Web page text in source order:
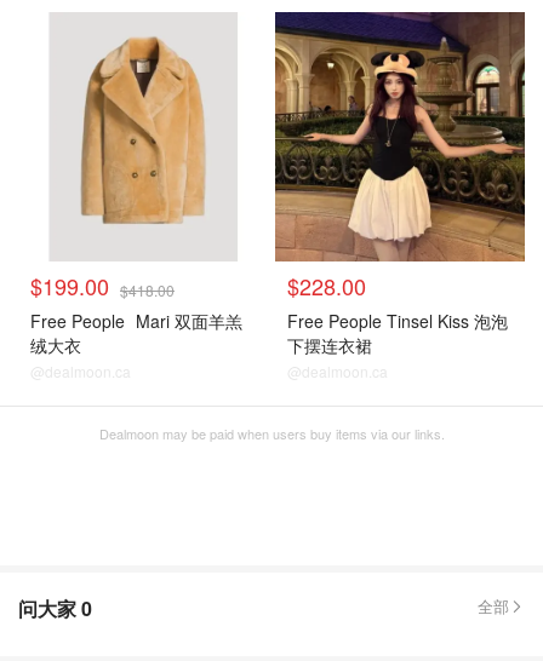
$199.00 $418.00
Free People Mari 双面羊羔
绒大衣
@dealmoon.ca
$228.00
Free People Tinsel Kiss 泡泡
下摆连衣裙
@dealmoon.ca
Dealmoon may be paid when users buy items via our links.
问大家0 全部